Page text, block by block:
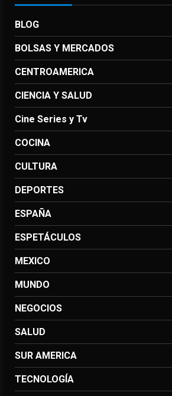
BLOG
BOLSAS Y MERCADOS
CENTROAMERICA
CIENCIA Y SALUD
Cine Series y Tv
COCINA
CULTURA
DEPORTES
ESPAÑA
ESPETÁCULOS
MEXICO
MUNDO
NEGOCIOS
SALUD
SUR AMERICA
TECNOLOGÍA